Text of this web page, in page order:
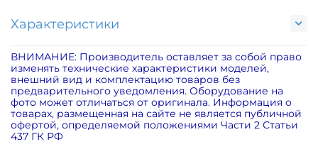
Характеристики
ВНИМАНИЕ: Производитель оставляет за собой право
изменять технические характеристики моделей,
внешний вид и комплектацию товаров без
предварительного уведомления. Оборудование на
фото может отличаться от оригинала. Информация о
товарах, размещенная на сайте не является публичной
офертой, определяемой положениями Части 2 Статьи
437 ГК РФ